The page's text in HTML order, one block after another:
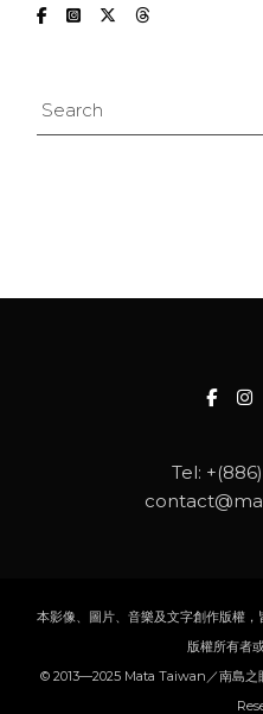
Search
Tel:
本影像、圖片、音樂及文字創作版權
版權所有者
© 2013—2025 Mata Taiwan／南島